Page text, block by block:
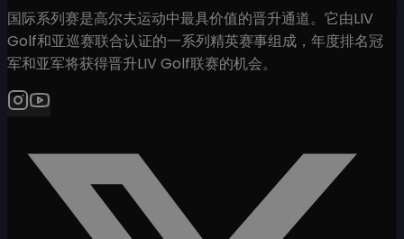
国际系列赛是高尔夫运动中最具价值的晋升通道。它由LIV
Golf和亚巡赛联合认证的一系列精英赛事组成，年度排名冠
军和亚军将获得晋升LIV Golf联赛的机会。